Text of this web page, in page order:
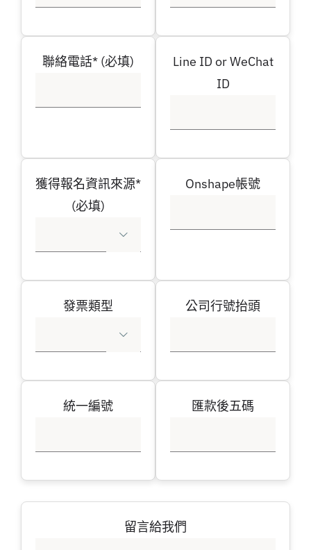
聯絡電話* (必填)
Line ID or WeChat
ID
獲得報名資訊來源*
(必填)

Onshape帳號
發票類型

公司行號抬頭
統一編號 匯款後五碼
留言給我們